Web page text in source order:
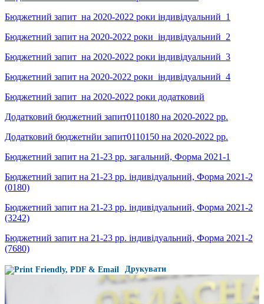
Бюджетний запит_на 2020-2022 роки індивідуальний_1
Бюджетний запит на 2020-2022 роки_індивідуальний_2
Бюджетний запит_на 2020-2022 роки індивідуальний_3
Бюджетний запит на 2020-2022 роки_індивідуальний_4
Бюджетний запит_на 2020-2022 роки додатковий
Додатковий бюджетний запит0110180 на 2020-2022 рр.
Додатковий бюджетнйи запит0110150 на 2020-2022 рр.
Бюджетний запит на 21-23 рр. загальний, Форма 2021-1
Бюджетний запит на 21-23 рр. індивідуальний, Форма 2021-2
(0180)
Бюджетний запит на 21-23 рр. індивідуальний, Форма 2021-2
(3242)
Бюджетний запит на 21-23 рр. індивідуальний, Форма 2021-2
(7680)
Друкувати